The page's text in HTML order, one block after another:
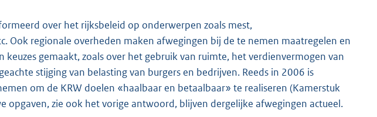
over het rijksbeleid op onderwerpen zoals mest,
Ook regionale overheden maken afwegingen bij de te nemen maatregelen en
gemaakt, zoals over het gebruik van ruimte, het verdienvermogen van
stijging van belasting van burgers en bedrijven. Reeds in 2006 is
om de KRW doelen «haalbaar en betaalbaar» te realiseren (Kamerstuk
opgaven, zie ook het vorige antwoord, blijven dergelijke afwegingen actueel.